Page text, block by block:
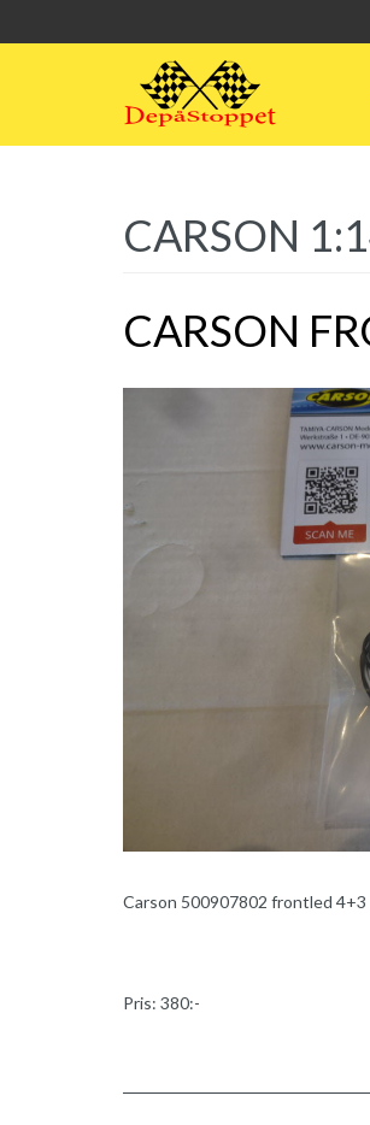
CARSON
CARSON
Carson 500907802 frontled 4+3
Pris: 380:-